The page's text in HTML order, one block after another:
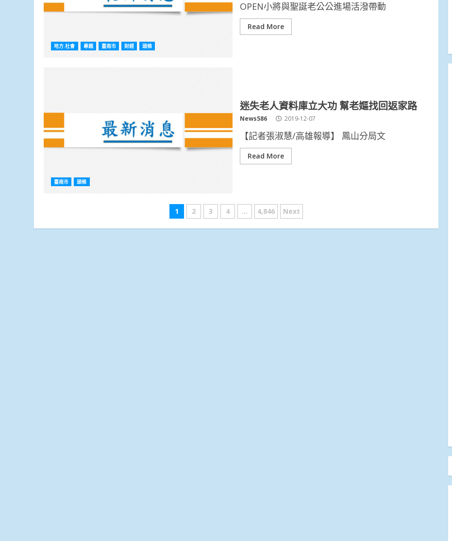
地方.社會 專題 臺南市 財經 頭條
OPEN小將與聖誕老公公進場活潑帶動
Read More
臺南市 頭條
迷失老人資料庫立大功 幫老嫗找回返家路
News586 2019-12-07
【記者張淑慧/高雄報導】 鳳山分局文
Read More
文
章
1 2 3 4 ... 4,846 Next